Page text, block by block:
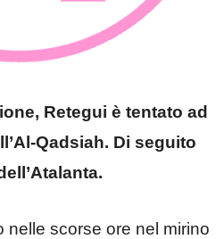
Retegui è tentato ad
Qadsiah. Di seguito
nelle scorse ore nel mirino